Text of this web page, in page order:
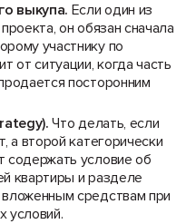
выкупа. Если один из
он обязан сначала
участнику по
от ситуации, когда часть
посторонним
Что делать, если
а второй категорически
содержать условие об
квартиры и разделе
средствам при
условий.